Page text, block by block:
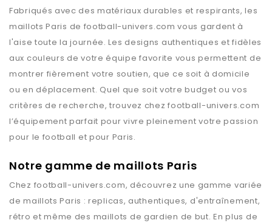
Fabriqués avec des matériaux durables et respirants, les
maillotsParis de football-univers.com vous gardent à
l'aise toute la journée. Les designs authentiques et fidèles
aux couleurs de votre équipe favorite vous permettent de
montrer fièrement votre soutien, que ce soit à domicile
ou en déplacement. Quel que soit votre budget ou vos
critères de recherche, trouvez chezfootball-univers.com
l’équipement parfait pour vivre pleinement votre passion
pour le football et pour Paris.
Notre gamme de maillots Paris
Chez football-univers.com, découvrez une gamme variée
de maillotsParis : replicas, authentiques, d'entraînement,
rétro et même des maillots de gardien de but. En plus de